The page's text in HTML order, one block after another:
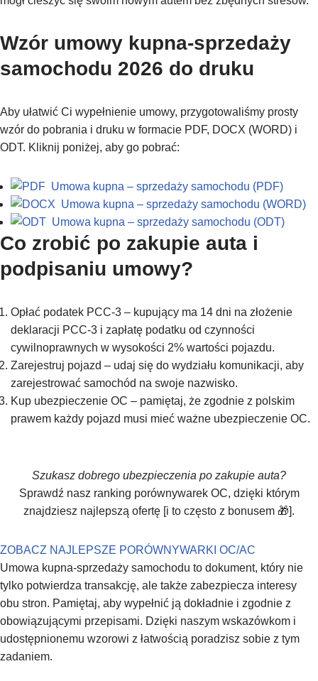
Wzór umowy kupna-sprzedaży
samochodu 2026 do druku
Aby ułatwić Ci wypełnienie umowy, przygotowaliśmy prosty
wzór do pobrania i druku w formacie PDF, DOCX (WORD) i
ODT. Kliknij poniżej, aby go pobrać:
Umowa kupna – sprzedaży samochodu (PDF)
Umowa kupna – sprzedaży samochodu (WORD)
Umowa kupna – sprzedaży samochodu (ODT)
Co zrobić po zakupie auta i
podpisaniu umowy?
Opłać podatek PCC-3 – kupujący ma 14 dni na złożenie
deklaracji PCC-3 i zapłatę podatku od czynności
cywilnoprawnych w wysokości 2% wartości pojazdu.
Zarejestruj pojazd – udaj się do wydziału komunikacji, aby
zarejestrować samochód na swoje nazwisko.
Kup ubezpieczenie OC – pamiętaj, że zgodnie z polskim
prawem każdy pojazd musi mieć ważne ubezpieczenie OC.
Szukasz dobrego ubezpieczenia po zakupie auta?
Sprawdź nasz ranking porównywarek OC, dzięki którym
znajdziesz najlepszą ofertę [i to często z bonusem 🎁].
ZOBACZ NAJLEPSZE PORÓWNYWARKI OC/AC
Umowa kupna-sprzedaży samochodu to dokument, który nie
tylko potwierdza transakcję, ale także zabezpiecza interesy
obu stron. Pamiętaj, aby wypełnić ją dokładnie i zgodnie z
obowiązującymi przepisami. Dzięki naszym wskazówkom i
udostępnionemu wzorowi z łatwością poradzisz sobie z tym
zadaniem.